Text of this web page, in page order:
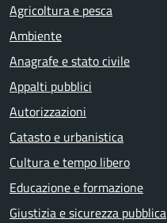
Agricoltura e pesca
Ambiente
Anagrafe e stato civile
Appalti pubblici
Autorizzazioni
Catasto e urbanistica
Cultura e tempo libero
Educazione e formazione
Giustizia e sicurezza pubblica